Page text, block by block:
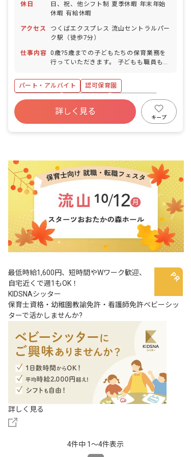
休日
日、祝、他シフト制 夏季休暇 年末年始
休暇 有給休暇
アクセス
つくばエクスプレス 流山セントラルパー
ク駅（徒歩7分）
仕事内容 0歳?5歳までの子どもたちの保育業務を
行っていただきます。 子どもも職員も無
で アットホームでゆっくりとした保育を
行っていただけます。 お子さんいる方も
子どもの行事などにも積極的に参加して
いただけるように考慮致します。 ■園児
パート・アルバイト
認可保育園
オープニング
社会保険完備
社会福祉法人
4月入職OK
詳しく見る
キープ
最低時給1,600円、短時間やWワーク歓迎、
自宅近くで週1もOK！
KIDSNAシッター
保育士資格・幼稚園教諭免許・看護師免許ベビーシッ
ターで活かしませんか?
詳しく見る
4件中 1〜4件表示